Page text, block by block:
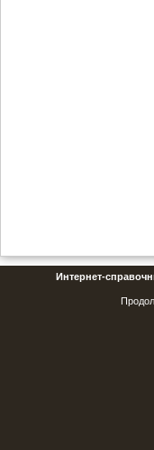
Интернет-